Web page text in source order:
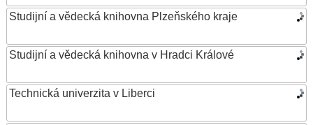
Studijní a vědecká knihovna Plzeňského kraje
Studijní a vědecká knihovna v Hradci Králové
Technická univerzita v Liberci